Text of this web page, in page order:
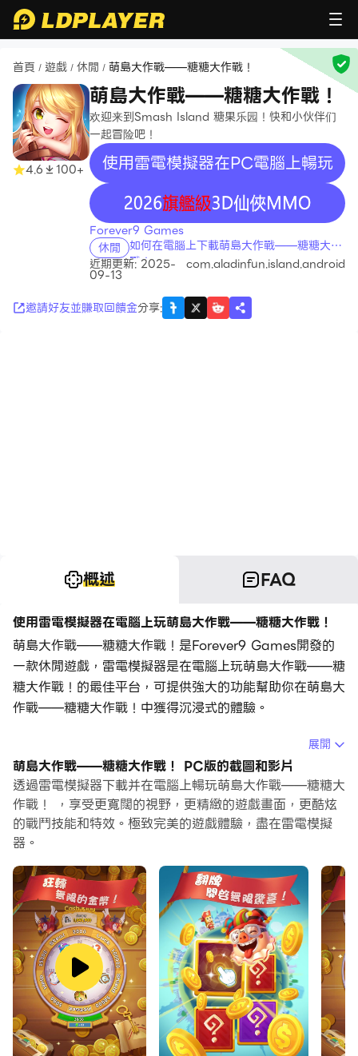
首頁 / 遊戲 / 休閒 / 萌島大作戰——糖糖大作戰！
4.6 100+
萌島大作戰——糖糖大作戰！
欢迎来到Smash Island 糖果乐园！快和小伙伴们
一起冒险吧！
使用雷電模擬器在PC電腦上暢玩
recommend
Forever9 Games
休閒 如何在電腦上下載萌島大作戰——糖糖大作
戰！
近期更新: 2025-
09-13
com.aladinfun.island.android
邀請好友並賺取回饋金分享:
概述 FAQ
使用雷電模擬器在電腦上玩萌島大作戰——糖糖大作戰！
萌島大作戰——糖糖大作戰！是Forever9 Games開發的
一款休閒遊戲，雷電模擬器是在電腦上玩萌島大作戰——糖
糖大作戰！的最佳平台，可提供強大的功能幫助你在萌島大
作戰——糖糖大作戰！中獲得沉浸式的體驗。
當你在電腦上玩萌島大作戰——糖糖大作戰！的時候，如果
你覺得重複執行一個動作或任務很費時間很無聊，別擔心，
巨集指令功能可以幫你解決你的煩惱！你只需要點擊螢幕記
錄功能來記錄你的操作，然後把它留給巨集指令來解決。巨
集指令功能完全自動化您的操作，讓您以最少的努力輕鬆贏
得遊戲！！現在就開始在電腦上下載和玩萌島大作戰——糖
糖大作戰！吧！
全新建島類社交手遊，轉轉盤、建海島，攻擊其他島主的島
嶼，奪取好友的小金庫，和小夥伴一起收集夢幻海島！
神秘的東方海域——巨龍之淵的老領主發佈了一則公告尋找
繼承人，只有通過層層考驗成功抵達巨龍之淵的勇士才能獲
得繼承資格！候選者們紛紛踏上旅程，老領主將在他們途經
的海島上設下考驗，他們能否通過考驗，成功獲得繼承資格
呢...
展開
萌島大作戰——糖糖大作戰！ PC版的截圖和影片
透過雷電模擬器下載并在電腦上暢玩萌島大作戰——糖糖大
作戰！ ，享受更寬闊的視野，更精緻的遊戲畫面，更酷炫
的戰鬥技能和特效。極致完美的遊戲體驗，盡在雷電模擬
器。